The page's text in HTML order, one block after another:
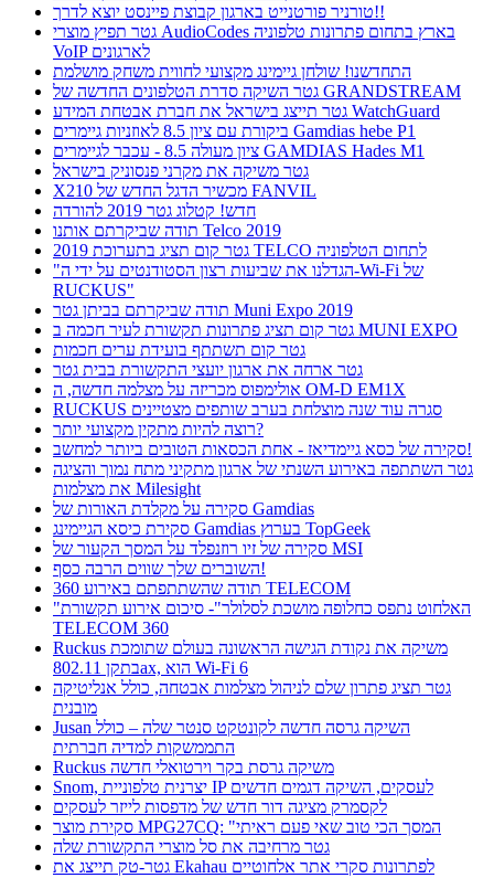
טורניר פורטנייט בארגון קבוצת פיינסט יוצא לדרך!!
גטר תפיץ מוצרי AudioCodes בארץ בתחום פתרונות טלפוניה
VoIP לארגונים
התחדשנו! שולחן גיימינג מקצועי לחווית משחק מושלמת
גטר השיקה סדרת הטלפונים החדשה של GRANDSTREAM
גטר תייצג בישראל את חברת אבטחת המידע WatchGuard
ביקורת עם ציון 8.5 לאוזניות גיימרים Gamdias hebe P1
ציון מעולה 8.5 - עכבר לגיימרים GAMDIAS Hades M1
גטר משיקה את מקרני פנסוניק בישראל
X210 מכשיר הדגל החדש של FANVIL
חדש! קטלוג גטר 2019 להורדה
תודה שביקרתם אותנו Telco 2019
גטר קום תציג בתערוכת 2019 TELCO לתחום הטלפוניה
"הגדלנו את שביעות רצון הסטודנטים על ידי ה-Wi-Fi של
RUCKUS"
תודה שביקרתם בביתן גטר Muni Expo 2019
גטר קום תציג פתרונות תקשורת לעיר חכמה ב MUNI EXPO
גטר קום תשתתף בועידת ערים חכמות
גטר ארחה את ארגון יועצי התקשורת בבית גטר
אולימפוס מכריזה על מצלמה חדשה, ה OM-D EM1X
RUCKUS סגרה עוד שנה מוצלחת בערב שותפים מצטיינים
רוצה להיות מתקין מקצועי יותר?
סקירה של כסא גיימדיאז - אחת הכסאות הטובים ביותר למחשב!
גטר השתתפה באירוע השנתי של ארגון מתקיני מתח נמוך והציגה
את מצלמות Milesight
סקירה על מקלדת האורות של Gamdias
סקירת כיסא הגיימינג Gamdias בערוץ TopGeek
סקירה של זיו רוזנפלד על המסך הקעור של MSI
השוברים שלך שווים הרבה כסף!
תודה שהשתתפתם באירוע 360 TELECOM
"האלחוט נתפס כחלופה מושכת לסלולר"- סיכום אירוע תקשורת
TELECOM 360
Ruckus משיקה את נקודת הגישה הראשונה בעולם שתומכת
בתקן 802.11ax, הוא Wi-Fi 6
גטר תציג פתרון שלם לניהול מצלמות אבטחה, כולל אנליטיקה
מובנית
Jusan השיקה גרסה חדשה לקונטקט סנטר שלה – כולל
התממשקות למדיה חברתית
Ruckus משיקה גרסת בקר וירטואלי חדשה
Snom, יצרנית טלפוניית IP לעסקים, השיקה דגמים חדשים
לקסמרק מציגה דור חדש של מדפסות לייזר לעסקים
סקירת מוצר MPG27CQ: "המסך הכי טוב שאי פעם ראיתי
גטר מרחיבה את סל מוצרי התקשורת שלה
גטר-טק תייצג את Ekahau לפתרונות סקרי אתר אלחוטיים